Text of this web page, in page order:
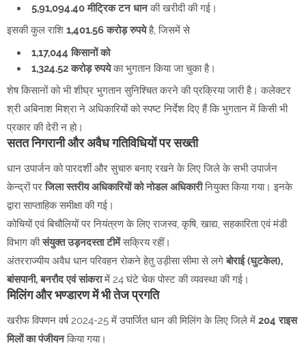
5,91,094.40 मीट्रिक टन धानकी खरीदी की गई।
इसकी कुल राशि 1,401.56 करोड़ रुपयेहै, जिसमें से
1,17,044 किसानों को
1,324.52 करोड़ रुपयेका भुगतान किया जा चुका है।
शेष किसानों को भी शीघ्र भुगतान सुनिश्चित करने की प्रक्रिया जारी है। कलेक्टर
श्री अबिनाश मिश्रा ने अधिकारियों को स्पष्ट निर्देश दिए हैं कि भुगतान में किसी भी
प्रकार की देरी न हो।
सतत निगरानी और अवैध गतिविधियों पर सख्ती
धान उपार्जन को पारदर्शी और सुचारु बनाए रखने के लिए जिले के सभी उपार्जन
केन्द्रों परजिला स्तरीय अधिकारियों को नोडल अधिकारीनियुक्त किया गया। इनके
द्वारा साप्ताहिक समीक्षा की गई।
कोचियों एवं बिचौलियों पर नियंत्रण के लिए राजस्व, कृषि, खाद्य, सहकारिता एवं मंडी
विभाग कीसंयुक्त उड़नदस्ता टीमेंसक्रिय रहीं।
अंतरराज्यीय अवैध धान परिवहन रोकने हेतु उड़ीसा सीमा से लगेबोराई (घुटकेल),
बांसपानी, बनरौद एवं सांकरामें 24 घंटे चेक पोस्ट की व्यवस्था की गई।
मिलिंग और भण्डारण में भी तेज प्रगति
खरीफ विपणन वर्ष 2024-25 में उपार्जित धान की मिलिंग के लिए जिले में 204 राइस
मिलों का पंजीयनकिया गया।